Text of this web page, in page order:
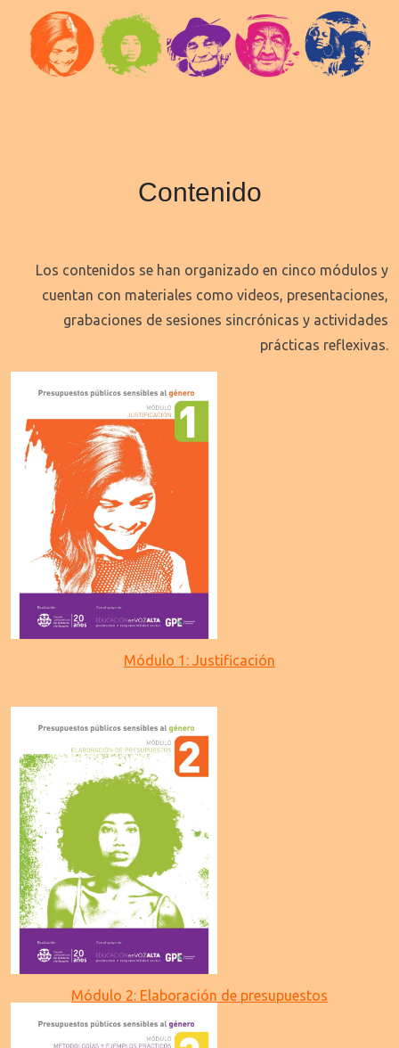
Contenido
Los contenidos se han organizado en cinco módulos y
cuentan con materiales como videos, presentaciones,
grabaciones de sesiones sincrónicas y actividades
prácticas reflexivas.
Módulo 1: Justificación
Módulo 2: Elaboración de presupuestos